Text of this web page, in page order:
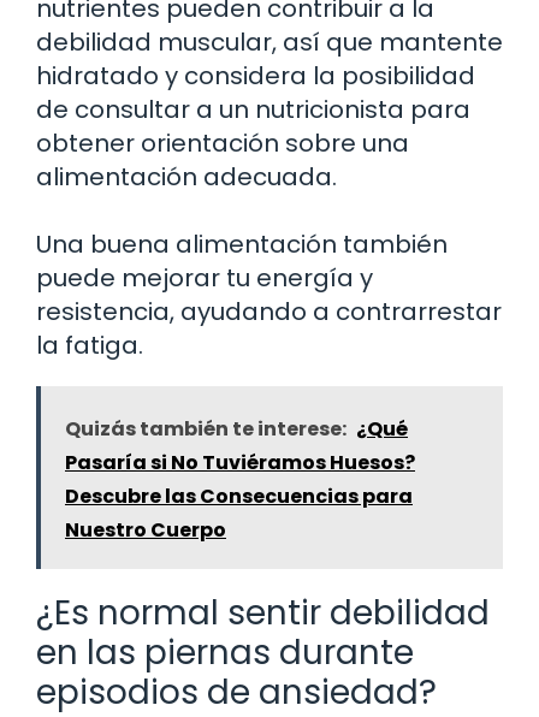
nutrientes pueden contribuir a la
debilidad muscular, así que mantente
hidratado y considera la posibilidad
de consultar a un nutricionista para
obtener orientación sobre una
alimentación adecuada.
Una buena alimentación también
puede mejorar tu energía y
resistencia, ayudando a contrarrestar
la fatiga.
Quizás también te interese: ¿Qué
Pasaría si No Tuviéramos Huesos?
Descubre las Consecuencias para
Nuestro Cuerpo
¿Es normal sentir debilidad
en las piernas durante
episodios de ansiedad?